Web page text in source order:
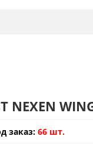
NEXEN
заказ: 66 шт.